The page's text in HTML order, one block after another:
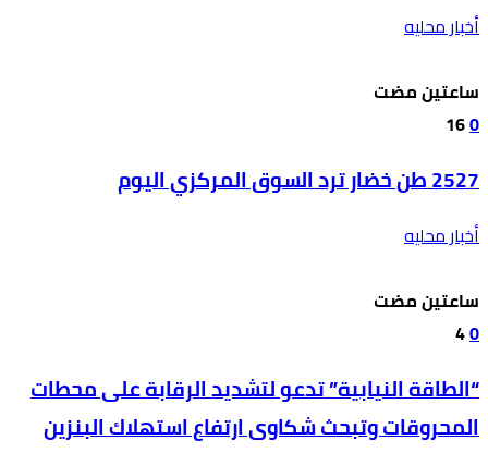
أخبار محليه
‫‫‫‏‫ساعتين مضت‬
0
16
2527 طن خضار ترد السوق المركزي اليوم
أخبار محليه
‫‫‫‏‫ساعتين مضت‬
0
4
“الطاقة النيابية” تدعو لتشديد الرقابة على محطات
المحروقات وتبحث شكاوى ارتفاع استهلاك البنزين